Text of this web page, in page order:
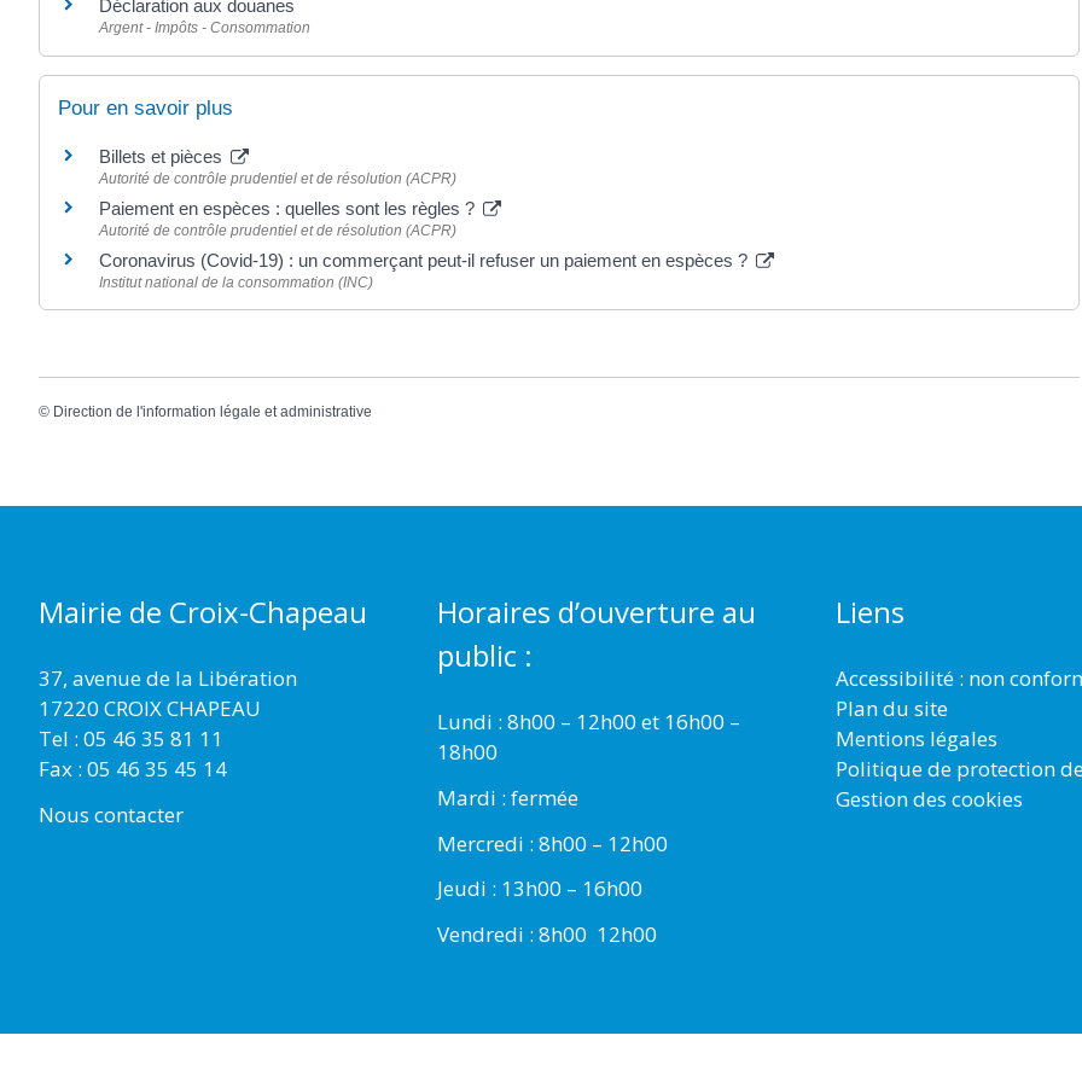
Déclaration aux douanes
Argent - Impôts - Consommation
Pour en savoir plus
Billets et pièces
Autorité de contrôle prudentiel et de résolution (ACPR)
Paiement en espèces : quelles sont les règles ?
Autorité de contrôle prudentiel et de résolution (ACPR)
Coronavirus (Covid-19) : un commerçant peut-il refuser un paiement en espèces ?
Institut national de la consommation (INC)
© Direction de l'information légale et administrative
Mairie de Croix-Chapeau
37, avenue de la Libération
17220 CROIX CHAPEAU
Tel : 05 46 35 81 11
Fax : 05 46 35 45 14
Nous contacter
Horaires d’ouverture au
public :
Lundi : 8h00 – 12h00 et 16h00 –
18h00
Mardi : fermée
Mercredi : 8h00 – 12h00
Jeudi : 13h00 – 16h00
Vendredi : 8h00  12h00
Liens
Accessibilité : non
Plan du site
Mentions légales
Politique de protection
Gestion des cookies